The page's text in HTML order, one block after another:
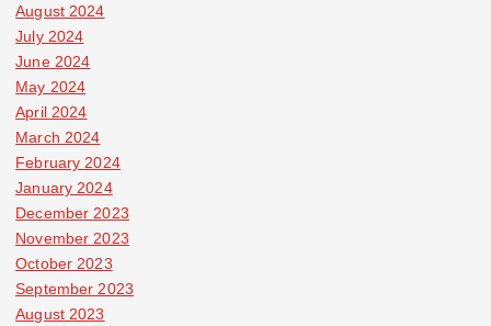
August 2024
July 2024
June 2024
May 2024
April 2024
March 2024
February 2024
January 2024
December 2023
November 2023
October 2023
September 2023
August 2023